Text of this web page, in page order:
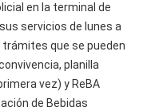
en la terminal de
servicios de lunes a
trámites que se pueden
planilla
vez) y ReBA
de Bebidas